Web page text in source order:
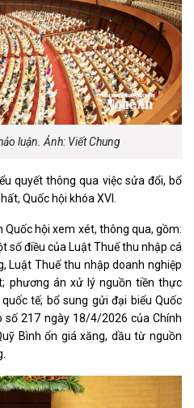
luận. Ảnh: Viết Chung
quyết thông qua việc sửa đổi, bổ
Quốc hội khóa XVI.
Quốc hội xem xét, thông qua, gồm:
số điều của Luật Thuế thu nhập cá
Luật Thuế thu nhập doanh nghiệp
phương án xử lý nguồn tiền thực
tế; bổ sung gửi đại biểu Quốc
số 217 ngày 18/4/2026 của Chính
Bình ổn giá xăng, dầu từ nguồn